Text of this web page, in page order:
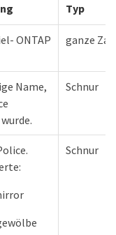
Typ
ONTAP
ganze
Name,
Schnur
Schnur